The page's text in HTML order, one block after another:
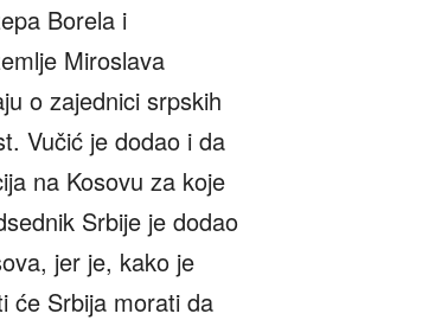
Borela i
Miroslava
o zajednici srpskih
Vučić je dodao i da
na Kosovu za koje
Srbije je dodao
jer je, kako je
će Srbija morati da